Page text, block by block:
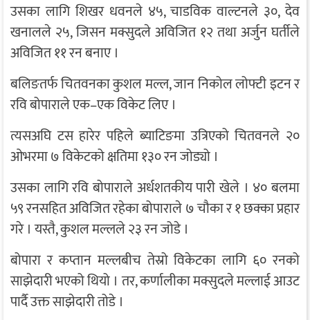
उसका लागि शिखर धवनले ४५, चाडविक वाल्टनले ३०, देव
खनालले २५, जिसन मक्सुदले अविजित १२ तथा अर्जुन घर्तीले
अविजित ११ रन बनाए ।
बलिङतर्फ चितवनका कुशल मल्ल, जान निकोल लोफ्टी इटन र
रवि बोपाराले एक–एक विकेट लिए ।
त्यसअघि टस हारेर पहिले ब्याटिङमा उत्रिएको चितवनले २०
ओभरमा ७ विकेटको क्षतिमा १३० रन जोड्यो ।
उसका लागि रवि बोपाराले अर्धशतकीय पारी खेले । ४० बलमा
५९ रनसहित अविजित रहेका बोपाराले ७ चौका र १ छक्का प्रहार
गरे । यस्तै, कुशल मल्लले २३ रन जोडे ।
बोपारा र कप्तान मल्लबीच तेस्रो विकेटका लागि ६० रनको
साझेदारी भएको थियो । तर, कर्णालीका मक्सुदले मल्लाई आउट
पार्दै उक्त साझेदारी तोडे ।